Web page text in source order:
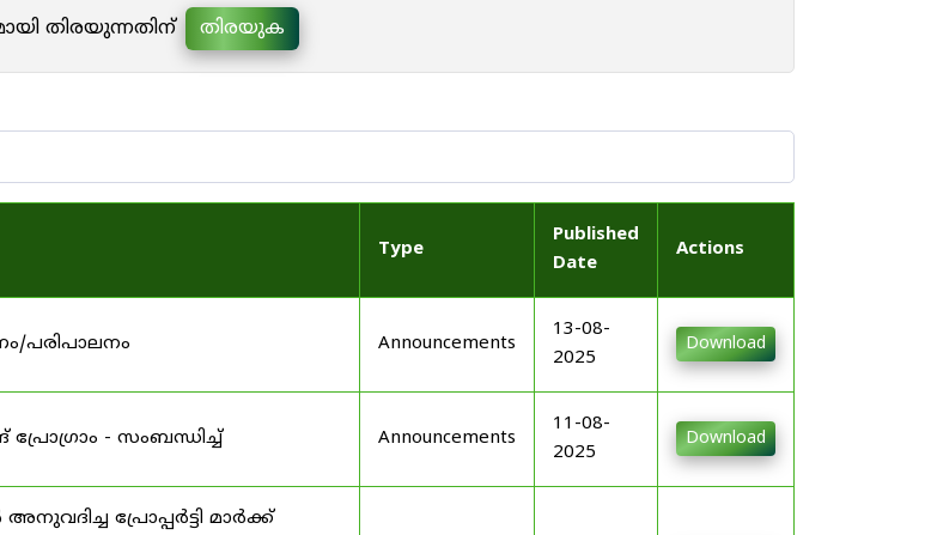
തിരയുന്നതിന് തിരയുക
Type
Published
Date
Actions
പരിപാലനം Announcements
13-08-
2025
Download
- സംബന്ധിച്ച് Announcements
11-08-
2025
Download
പ്രോപ്പർട്ടി മാർക്ക്